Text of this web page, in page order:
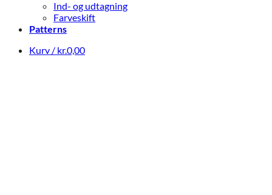
Ind- og udtagning
Farveskift
Patterns
Kurv / kr.0,00